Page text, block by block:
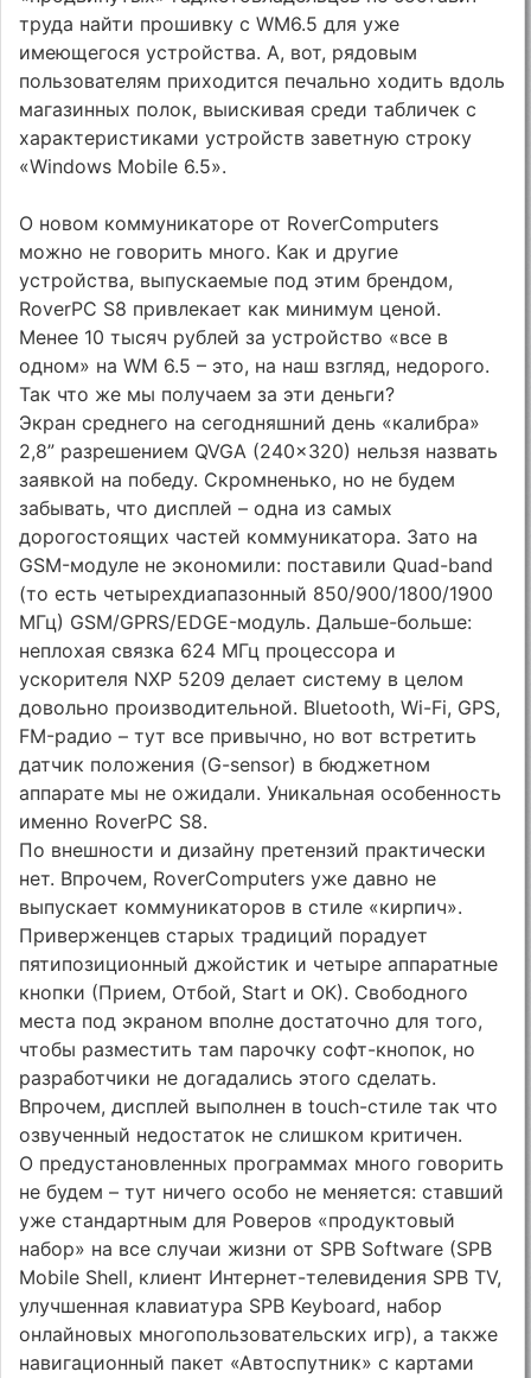
труда найти прошивку с WM6.5 для уже
имеющегося устройства. А, вот, рядовым
пользователям приходится печально ходить вдоль
магазинных полок, выискивая среди табличек с
характеристиками устройств заветную строку
«Windows Mobile 6.5».
О новом коммуникаторе от RoverComputers
можно не говорить много. Как и другие
устройства, выпускаемые под этим брендом,
RoverPC S8 привлекает как минимум ценой.
Менее 10 тысяч рублей за устройство «все в
одном» на WM 6.5 – это, на наш взгляд, недорого.
Так что же мы получаем за эти деньги?
Экран среднего на сегодняшний день «калибра»
2,8” разрешением QVGA (240x320) нельзя назвать
заявкой на победу. Скромненько, но не будем
забывать, что дисплей – одна из самых
дорогостоящих частей коммуникатора. Зато на
GSM-модуле не экономили: поставили Quad-band
(то есть четырехдиапазонный 850/900/1800/1900
MГц) GSM/GPRS/EDGE-модуль. Дальше-больше:
неплохая связка 624 МГц процессора и
ускорителя NXP 5209 делает систему в целом
довольно производительной. Bluetooth, Wi-Fi, GPS,
FM-радио – тут все привычно, но вот встретить
датчик положения (G-sensor) в бюджетном
аппарате мы не ожидали. Уникальная особенность
именно RoverPC S8.
По внешности и дизайну претензий практически
нет. Впрочем, RoverComputers уже давно не
выпускает коммуникаторов в стиле «кирпич».
Приверженцев старых традиций порадует
пятипозиционный джойстик и четыре аппаратные
кнопки (Прием, Отбой, Start и ОК). Cвободного
места под экраном вполне достаточно для того,
чтобы разместить там парочку софт-кнопок, но
разработчики не догадались этого сделать.
Впрочем, дисплей выполнен в touch-стиле так что
озвученный недостаток не слишком критичен.
О предустановленных программах много говорить
не будем – тут ничего особо не меняется: ставший
уже стандартным для Роверов «продуктовый
набор» на все случаи жизни от SPB Software (SPB
Mobile Shell, клиент Интернет-телевидения SPB TV,
улучшенная клавиатура SPB Keyboard, набор
онлайновых многопользовательских игр), а также
навигационный пакет «Автоспутник» с картами